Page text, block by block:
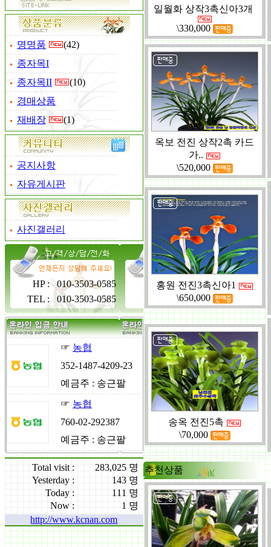
명명품
(42)
종자목I
종자목II
(10)
경매상품
재배장
(1)
공지사항
자유게시판
사진갤러리
HP:
010-3503-0585
TEL : 010-3503-0585
☞ 농협
352-1487-4209-23
예금주 : 송근팔
☞ 농협
760-02-292387
예금주 : 송근팔
Total visit :
283,025 명
Yesterday :
143 명
Today :
111 명
Now :
1 명
http://www.kcnan.com
일월화 상작3촉신아3개
\330,000
옥보 전진 상작2촉 카드
가..
\520,000
홍원 전진3촉신아1
\650,000
송옥 전진5촉
\70,000
추천상품